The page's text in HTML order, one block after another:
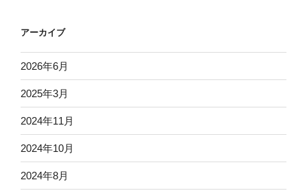
アーカイブ
2026年6月
2025年3月
2024年11月
2024年10月
2024年8月